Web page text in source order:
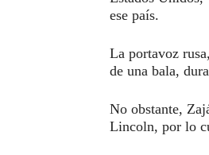
ese país.
La portavoz
de una bala,
No obstante,
Lincoln, por lo